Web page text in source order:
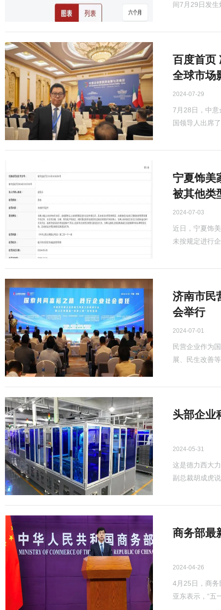
间7月29日发
百度首页
全球市场
2024-07-29
7月28日，中
国领导人出席
宁夏饰美
被其他类
2024-07-03
近日，宁夏饰
未按规定进行
济南市民
会举行
2024-07-01
民营企业作为
展、民生改善
头部企业
2024-05-31
这是德力西大
副总裁胡成虎
商务部最
2024-04-26
4月25日，商
亚东表示，“五